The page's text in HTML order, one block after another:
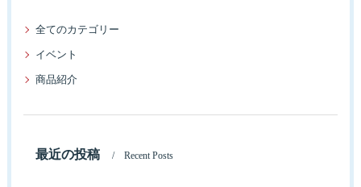
全てのカテゴリー
イベント
商品紹介
最近の投稿 Recent Posts